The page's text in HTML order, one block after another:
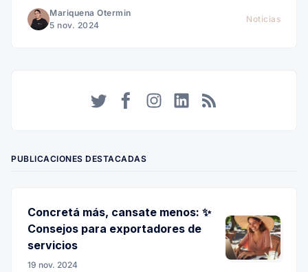
Mariquena Otermin
5 nov. 2024
Noticias
PUBLICACIONES DESTACADAS
Concretá más, cansate menos: ✨
Consejos para exportadores de
servicios
19 nov. 2024